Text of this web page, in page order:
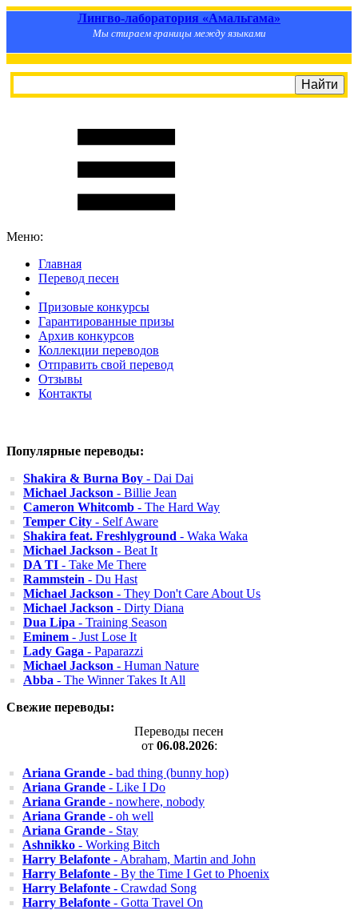
Лингво-лаборатория «Амальгама»
Мы стираем границы между языками
Меню:
Главная
Перевод песен
Призовые конкурсы
Гарантированные призы
Архив конкурсов
Коллекции переводов
Отправить свой перевод
Отзывы
Контакты
Популярные переводы:
Shakira & Burna Boy - Dai Dai
Michael Jackson - Billie Jean
Cameron Whitcomb - The Hard Way
Temper City - Self Aware
Shakira feat. Freshlyground - Waka Waka
Michael Jackson - Beat It
DA TI - Take Me There
Rammstein - Du Hast
Michael Jackson - They Don't Care About Us
Michael Jackson - Dirty Diana
Dua Lipa - Training Season
Eminem - Just Lose It
Lady Gaga - Paparazzi
Michael Jackson - Human Nature
Abba - The Winner Takes It All
Свежие переводы:
Переводы песен
от 06.08.2026:
Ariana Grande - bad thing (bunny hop)
Ariana Grande - Like I Do
Ariana Grande - nowhere, nobody
Ariana Grande - oh well
Ariana Grande - Stay
Ashnikko - Working Bitch
Harry Belafonte - Abraham, Martin and John
Harry Belafonte - By the Time I Get to Phoenix
Harry Belafonte - Crawdad Song
Harry Belafonte - Gotta Travel On